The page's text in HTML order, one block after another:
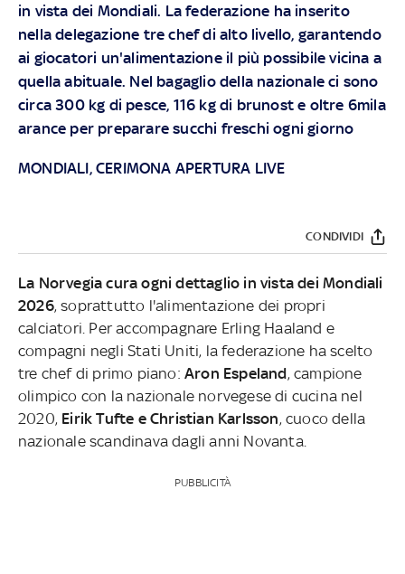
in vista dei Mondiali. La federazione ha inserito
nella delegazione tre chef di alto livello, garantendo
ai giocatori un'alimentazione il più possibile vicina a
quella abituale. Nel bagaglio della nazionale ci sono
circa 300 kg di pesce, 116 kg di brunost e oltre 6mila
arance per preparare succhi freschi ogni giorno
MONDIALI, CERIMONA APERTURA LIVE
CONDIVIDI
La Norvegia cura ogni dettaglio in vista dei Mondiali
2026, soprattutto l'alimentazione dei propri
calciatori. Per accompagnare Erling Haaland e
compagni negli Stati Uniti, la federazione ha scelto
tre chef di primo piano: Aron Espeland, campione
olimpico con la nazionale norvegese di cucina nel
2020, Eirik Tufte e Christian Karlsson, cuoco della
nazionale scandinava dagli anni Novanta.
PUBBLICITÀ